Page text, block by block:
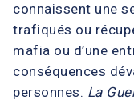
connaissent une
trafiqués ou
mafia ou d’une
conséquences
personnes. La